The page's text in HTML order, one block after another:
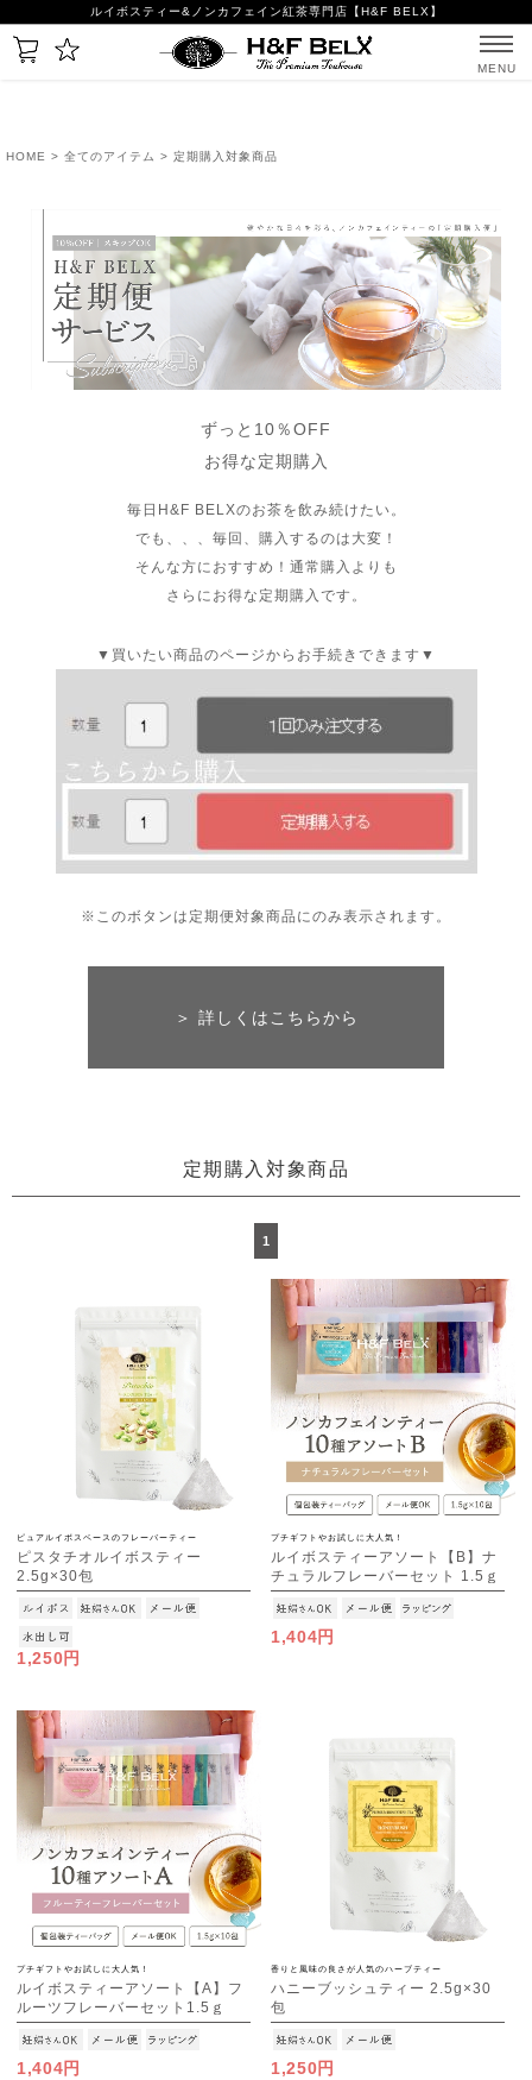
ルイボスティー&ノンカフェイン紅茶専門店【H&F BELX】
MENU
HOME > 全てのアイテム > 定期購入対象商品
ずっと10％OFF
お得な定期購入
毎日H&F BELXのお茶を飲み続けたい。
でも、、、毎回、購入するのは大変！
そんな方におすすめ！通常購入よりも
さらにお得な定期購入です。
▼買いたい商品のページからお手続きできます▼
※このボタンは定期便対象商品にのみ表示されます。
＞ 詳しくはこちらから
定期購入対象商品
1
ピュアルイボスベースのフレーバーティー
ピスタチオルイボスティー
2.5g×30包
[M便 1/3]
1,250円
プチギフトやお試しに大人気！
ルイボスティーアソート【B】ナ
チュラルフレーバーセット 1.5ｇ
×10種
[M便 1/3]
1,404円
プチギフトやお試しに大人気！
ルイボスティーアソート【A】フ
ルーツフレーバーセット1.5ｇ
×10種
[M便 1/3]
1,404円
香りと風味の良さが人気のハーブティー
ハニーブッシュティー 2.5g×30
包
[M便 1/3]
1,250円